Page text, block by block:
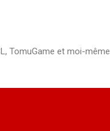
TomuGame et moi-même